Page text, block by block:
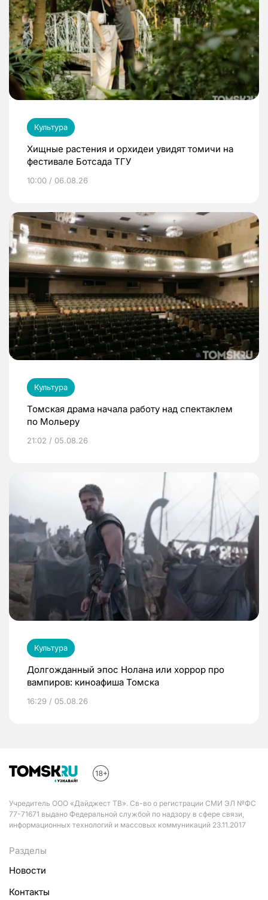
Культура
Хищные растения и орхидеи увидят томичи на
фестивале Ботсада ТГУ
10:00 / 06.08.26
Культура
Томская драма начала работу над спектаклем
по Мольеру
21:02 / 05.08.26
Культура
Долгожданный эпос Нолана или хоррор про
вампиров: киноафиша Томска
16:29 / 05.08.26
Учредитель ООО «Дайджест ТВ». Св-во о регистрации СМИ ЭЛ №ФС
77-71671 выдано Федеральной службой по надзору в сфере связи,
информационных технологий и массовых коммуникаций 23.11.2017
Разделы
Новости
Контакты